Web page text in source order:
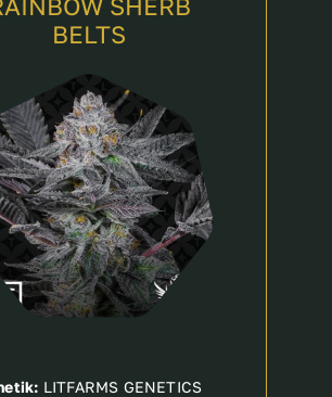
SHERB
BELTS
LITFARMS GENETICS